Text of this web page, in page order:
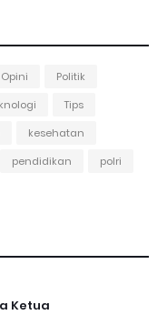
Opini
Politik
Tips
kesehatan
pendidikan
polri
Ketua